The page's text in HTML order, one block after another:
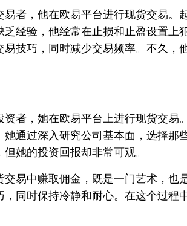
易者，他在欧易平台进行现货交易。
乏经验，他经常在止损和止盈设置上
易技巧，同时减少交易频率。不久，
资者，她在欧易平台上进行现货交易
她通过深入研究公司基本面，选择那
她的投资回报却非常可观。
交易中赚取佣金，既是一门艺术，也
，同时保持冷静和耐心。在这个过程